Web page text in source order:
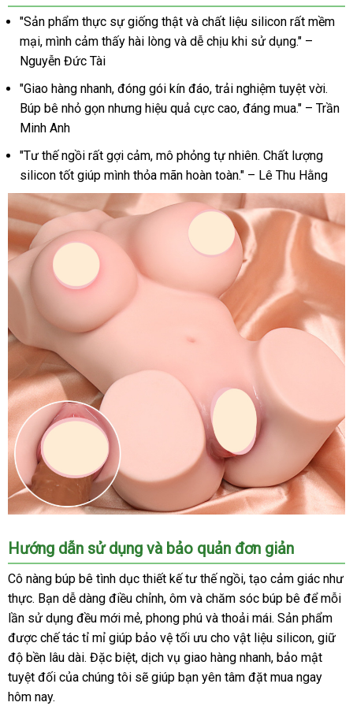
siêu
thật
giá
rẻ
"Sản phẩm thực sự giống thật và chất liệu silicon rất mềm
mại, mình cảm thấy hài lòng và dễ chịu khi sử dụng." –
Nguyễn Đức Tài
"Giao hàng nhanh, đóng gói kín đáo, trải nghiệm tuyệt vời.
Búp bê nhỏ gọn nhưng hiệu quả cực cao, đáng mua." – Trần
Minh Anh
"Tư thế ngồi rất gợi cảm, mô phỏng tự nhiên. Chất lượng
silicon tốt giúp mình thỏa mãn hoàn toàn." – Lê Thu Hằng
Búp
bê
tình
silicon
bán
thân
700g
âm
đạo
Hướng dẫn sử dụng và bảo quản đơn giản
Cô nàng búp bê tình dục thiết kế tư thế ngồi, tạo cảm giác như
thực. Bạn dễ dàng điều chỉnh, ôm và chăm sóc búp bê để mỗi
lần sử dụng đều mới mẻ, phong phú và thoải mái. Sản phẩm
được chế tác tỉ mỉ giúp bảo vệ tối ưu cho vật liệu silicon, giữ
độ bền lâu dài. Đặc biệt, dịch vụ giao hàng nhanh, bảo mật
tuyệt đối của chúng tôi sẽ giúp bạn yên tâm đặt mua ngay
hôm nay.